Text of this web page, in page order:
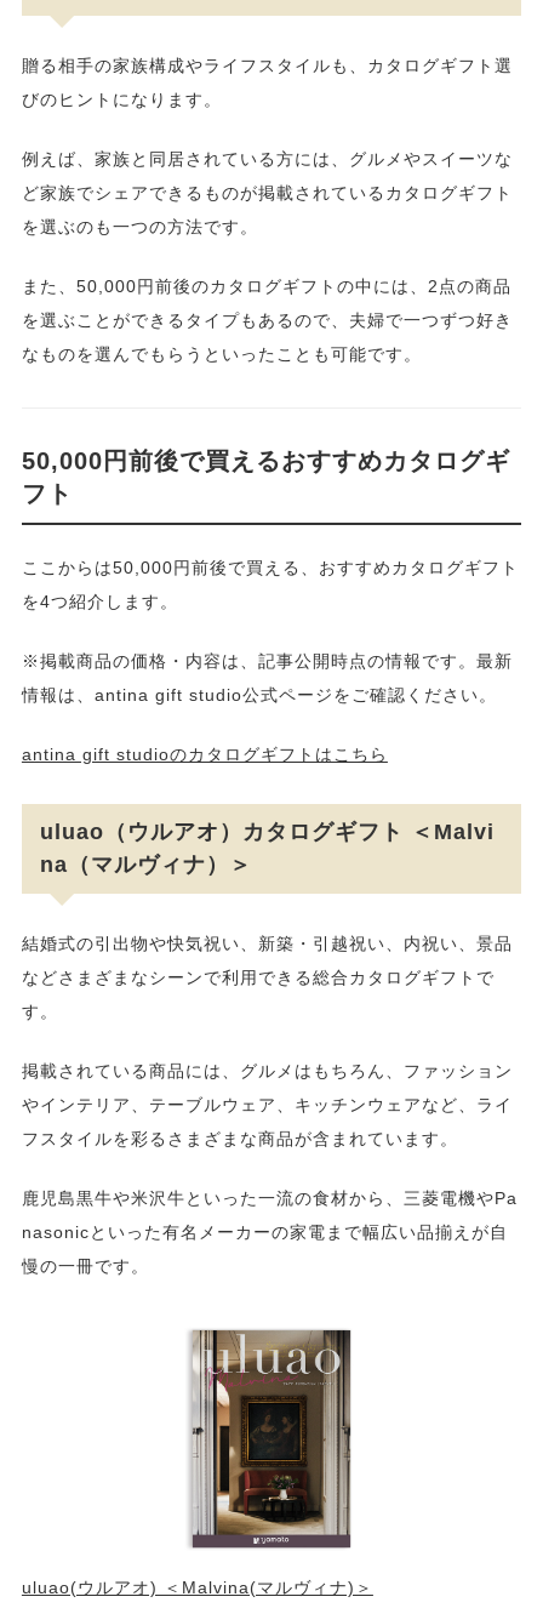
贈る相手の家族構成やライフスタイルも、カタログギフト選
びのヒントになります。
例えば、家族と同居されている方には、グルメやスイーツな
ど家族でシェアできるものが掲載されているカタログギフト
を選ぶのも一つの方法です。
また、50,000円前後のカタログギフトの中には、2点の商品
を選ぶことができるタイプもあるので、夫婦で一つずつ好き
なものを選んでもらうといったことも可能です。
50,000円前後で買えるおすすめカタログギ
フト
ここからは50,000円前後で買える、おすすめカタログギフト
を4つ紹介します。
※掲載商品の価格・内容は、記事公開時点の情報です。最新
情報は、antina gift studio公式ページをご確認ください。
antina gift studioのカタログギフトはこちら
uluao（ウルアオ）カタログギフト ＜Malvi
na（マルヴィナ）＞
結婚式の引出物や快気祝い、新築・引越祝い、内祝い、景品
などさまざまなシーンで利用できる総合カタログギフトで
す。
掲載されている商品には、グルメはもちろん、ファッション
やインテリア、テーブルウェア、キッチンウェアなど、ライ
フスタイルを彩るさまざまな商品が含まれています。
鹿児島黒牛や米沢牛といった一流の食材から、三菱電機やPa
nasonicといった有名メーカーの家電まで幅広い品揃えが自
慢の一冊です。
uluao(ウルアオ) ＜Malvina(マルヴィナ)＞